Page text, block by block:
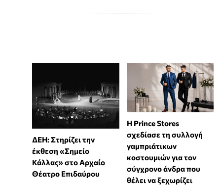
ΔΕΗ: Στηρίζει την
έκθεση «Σημείο
Κάλλας» στο Αρχαίο
Θέατρο Επιδαύρου
Η Prince Stores
σχεδίασε τη συλλογή
γαμπριάτικων
κοστουμιών για τον
σύγχρονο άνδρα που
θέλει να ξεχωρίζει